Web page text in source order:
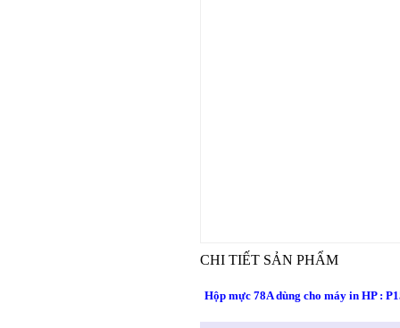
CHI TIẾT SẢN PHẨM
Hộp mực 78A dùng cho máy in HP :